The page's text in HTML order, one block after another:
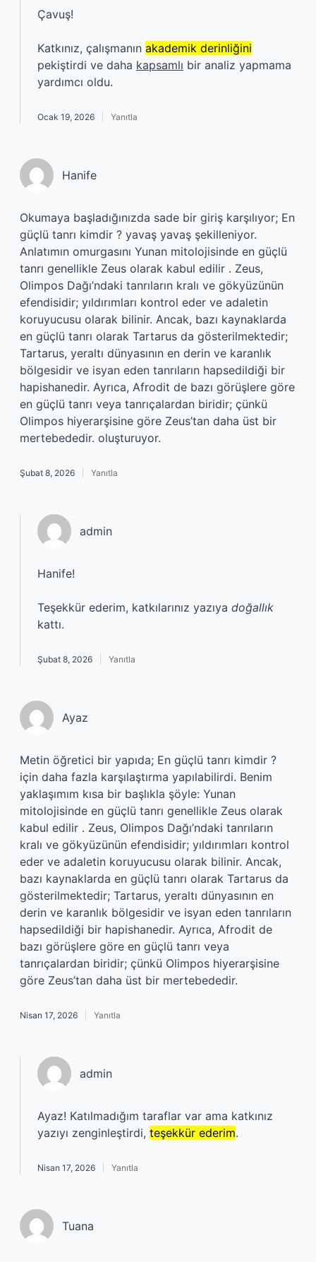
Çavuş!
Katkınız, çalışmanın akademik derinliğini
pekiştirdi ve daha kapsamlı bir analiz yapmama
yardımcı oldu.
Ocak 19, 2026 Yanıtla
Hanife
Okumaya başladığınızda sade bir giriş karşılıyor; En
güçlü tanrı kimdir ? yavaş yavaş şekilleniyor.
Anlatımın omurgasını Yunan mitolojisinde en güçlü
tanrı genellikle Zeus olarak kabul edilir . Zeus,
Olimpos Dağı’ndaki tanrıların kralı ve gökyüzünün
efendisidir; yıldırımları kontrol eder ve adaletin
koruyucusu olarak bilinir. Ancak, bazı kaynaklarda
en güçlü tanrı olarak Tartarus da gösterilmektedir;
Tartarus, yeraltı dünyasının en derin ve karanlık
bölgesidir ve isyan eden tanrıların hapsedildiği bir
hapishanedir. Ayrıca, Afrodit de bazı görüşlere göre
en güçlü tanrı veya tanrıçalardan biridir; çünkü
Olimpos hiyerarşisine göre Zeus’tan daha üst bir
mertebededir. oluşturuyor.
Şubat 8, 2026 Yanıtla
admin
Hanife!
Teşekkür ederim, katkılarınız yazıya doğallık
kattı.
Şubat 8, 2026 Yanıtla
Ayaz
Metin öğretici bir yapıda; En güçlü tanrı kimdir ?
için daha fazla karşılaştırma yapılabilirdi. Benim
yaklaşımım kısa bir başlıkla şöyle: Yunan
mitolojisinde en güçlü tanrı genellikle Zeus olarak
kabul edilir . Zeus, Olimpos Dağı’ndaki tanrıların
kralı ve gökyüzünün efendisidir; yıldırımları kontrol
eder ve adaletin koruyucusu olarak bilinir. Ancak,
bazı kaynaklarda en güçlü tanrı olarak Tartarus da
gösterilmektedir; Tartarus, yeraltı dünyasının en
derin ve karanlık bölgesidir ve isyan eden tanrıların
hapsedildiği bir hapishanedir. Ayrıca, Afrodit de
bazı görüşlere göre en güçlü tanrı veya
tanrıçalardan biridir; çünkü Olimpos hiyerarşisine
göre Zeus’tan daha üst bir mertebededir.
Nisan 17, 2026 Yanıtla
admin
Ayaz! Katılmadığım taraflar var ama katkınız
yazıyı zenginleştirdi, teşekkür ederim.
Nisan 17, 2026 Yanıtla
Tuana